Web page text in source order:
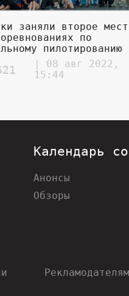
заняли второе
по
пилотированию
| 08 авг 2022,
15:44
Календарь
Анонсы
Обзоры
Рекламодателям